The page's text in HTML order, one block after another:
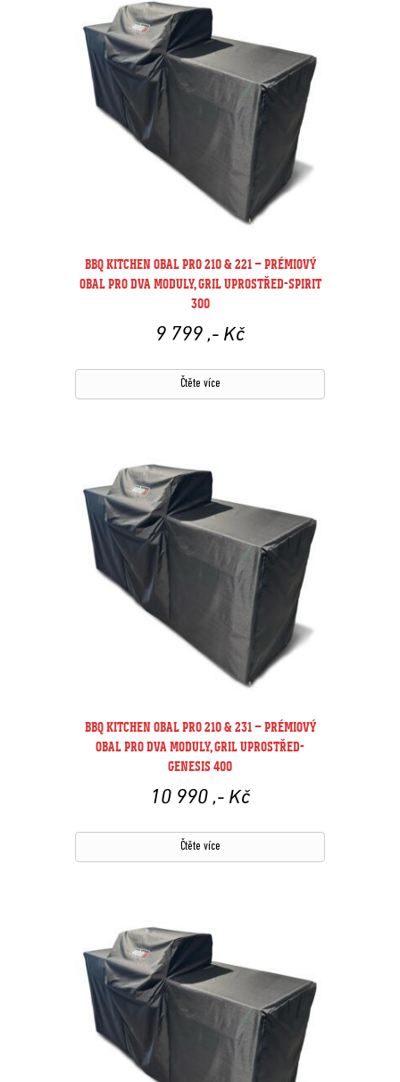
BBQ KITCHEN OBAL PRO 210 & 221 – PRÉMIOVÝ
OBAL PRO DVA MODULY, GRIL UPROSTŘED-SPIRIT
300
9 799 ,- Kč
Čtěte více
BBQ KITCHEN OBAL PRO 210 & 231 – PRÉMIOVÝ
OBAL PRO DVA MODULY, GRIL UPROSTŘED-
GENESIS 400
10 990 ,- Kč
Čtěte více